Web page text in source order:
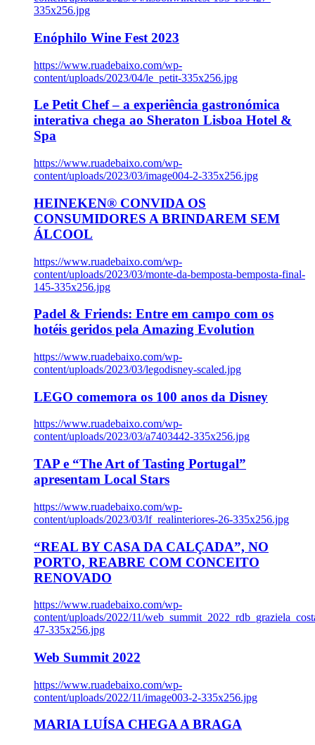
335x256.jpg
Enóphilo Wine Fest 2023
https://www.ruadebaixo.com/wp-
content/uploads/2023/04/le_petit-335x256.jpg
Le Petit Chef – a experiência gastronómica
interativa chega ao Sheraton Lisboa Hotel &
Spa
https://www.ruadebaixo.com/wp-
content/uploads/2023/03/image004-2-335x256.jpg
HEINEKEN® CONVIDA OS
CONSUMIDORES A BRINDAREM SEM
ÁLCOOL
https://www.ruadebaixo.com/wp-
content/uploads/2023/03/monte-da-bemposta-bemposta-final-
145-335x256.jpg
Padel & Friends: Entre em campo com os
hotéis geridos pela Amazing Evolution
https://www.ruadebaixo.com/wp-
content/uploads/2023/03/legodisney-scaled.jpg
LEGO comemora os 100 anos da Disney
https://www.ruadebaixo.com/wp-
content/uploads/2023/03/a7403442-335x256.jpg
TAP e “The Art of Tasting Portugal”
apresentam Local Stars
https://www.ruadebaixo.com/wp-
content/uploads/2023/03/lf_realinteriores-26-335x256.jpg
“REAL BY CASA DA CALÇADA”, NO
PORTO, REABRE COM CONCEITO
RENOVADO
https://www.ruadebaixo.com/wp-
content/uploads/2022/11/
47-335x256.jpg
Web Summit 2022
https://www.ruadebaixo.com/wp-
content/uploads/2022/11/image003-2-335x256.jpg
MARIA LUÍSA CHEGA A BRAGA